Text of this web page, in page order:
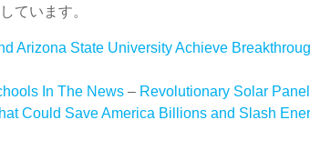
ています。
Arizona State University Achieve
In The News– Revolutionary Solar
Could Save America Billions and Slash